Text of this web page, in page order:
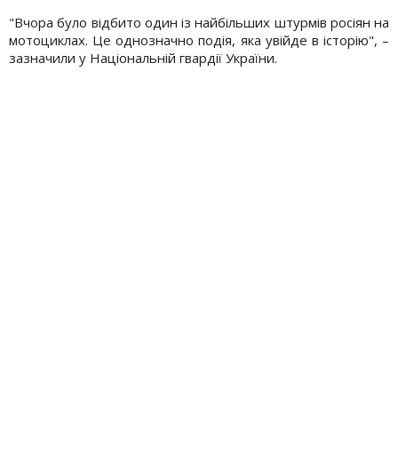
"Вчора було відбито один із найбільших штурмів росіян на
мотоциклах. Це однозначно подія, яка увійде в історію", –
зазначили у Національній гвардії України.